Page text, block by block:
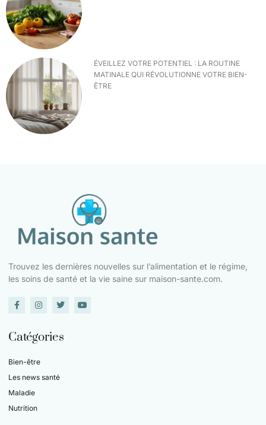
ÉVEILLEZ VOTRE POTENTIEL : LA ROUTINE
MATINALE QUI RÉVOLUTIONNE VOTRE BIEN-
ÊTRE
Trouvez les dernières nouvelles sur l’alimentation et le régime,
les soins de santé et la vie saine sur maison-sante.com.
Catégories
Bien-être
Les news santé
Maladie
Nutrition